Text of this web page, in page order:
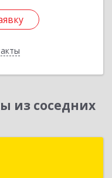
из соседних